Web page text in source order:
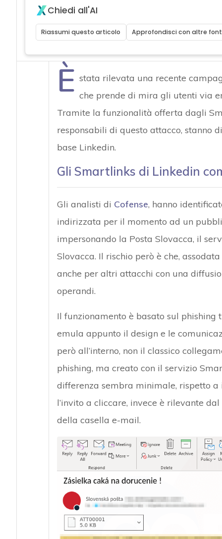
Chiedi all'AI
Riassumi questo articolo Approfondisci con altre
È stata rilevata una recente
che prende di mira gli utenti via
Tramite la funzionalità offerta dagli
responsabili di questo attacco, stanno
base Linkedin.
Gli Smartlinks di Linkedin
Gli analisti di Cofense, hanno
indirizzata per il momento ad un
impersonando la Posta Slovacca, il
Slovacca. Il rischio però è che,
anche per altri attacchi con una
operandi.
Il funzionamento è basato sul
emula appunto il design e le
però all’interno, non il classico
phishing, ma creato con il servizio
differenza sembra minimale, rispetto
l’invito a cliccare, invece è rilevante
della casella e-mail.